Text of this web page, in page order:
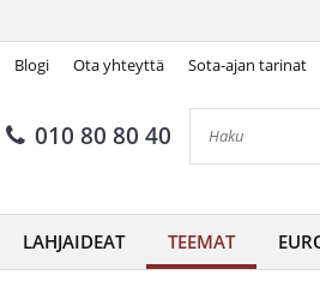
Blogi Ota yhteyttä Sota-ajan tarinat
010 80 80 40
LAHJAIDEAT TEEMAT